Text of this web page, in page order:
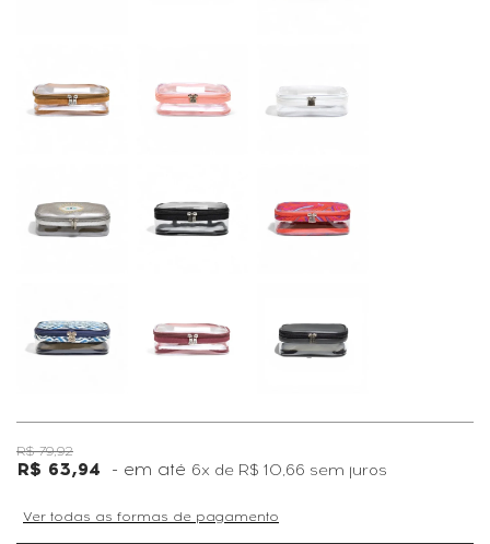
R$ 79,92
R$ 63,94 6x de R$ 10,66 sem juros
Ver todas as formas de pagamento